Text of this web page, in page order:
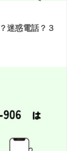
迷惑電話？３